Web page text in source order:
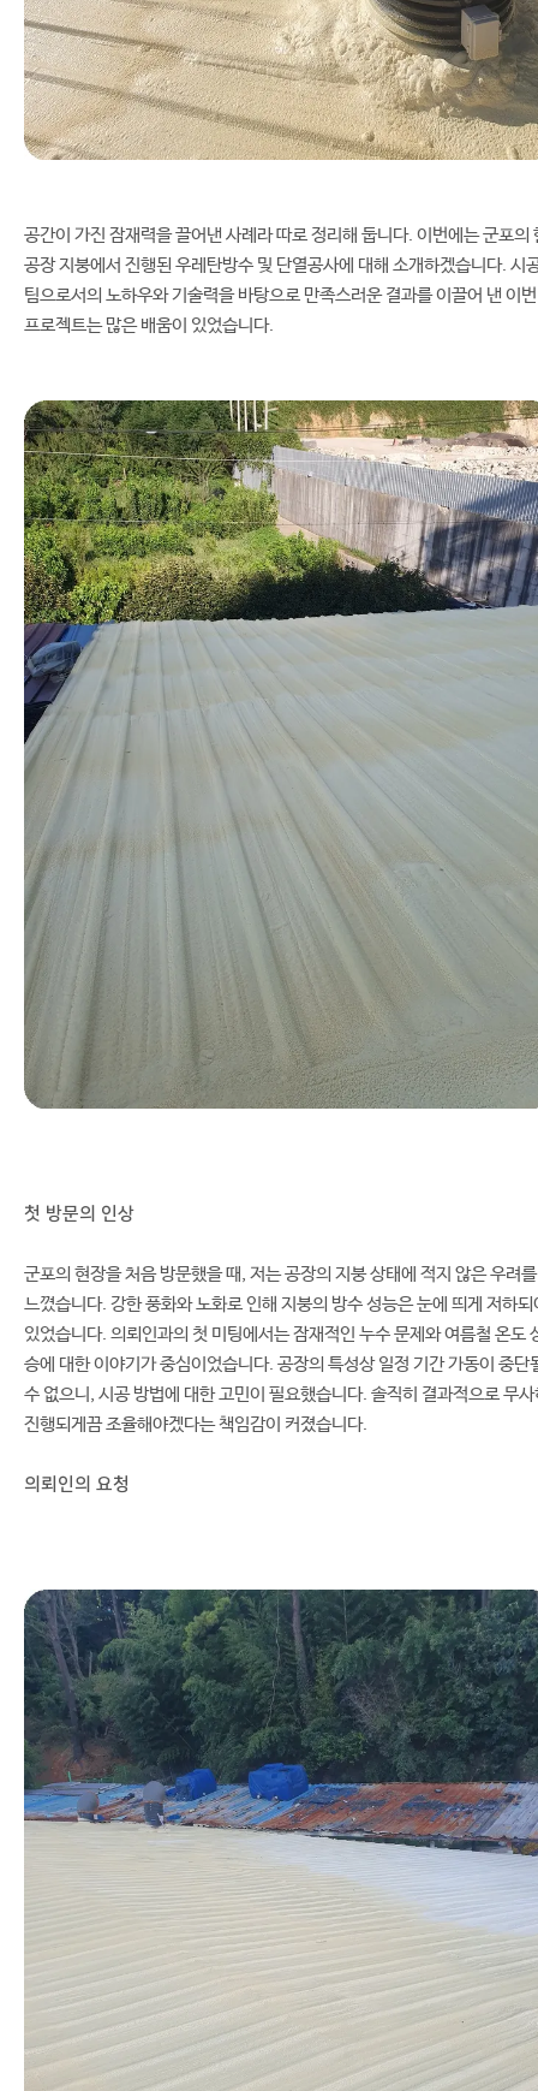
공간이 가진 잠재력을 끌어낸 사례라 따로 정리해 둡니다. 이번에는 군포의
공장 지붕에서 진행된 우레탄방수 및 단열공사에 대해 소개하겠습니다. 시
팀으로서의 노하우와 기술력을 바탕으로 만족스러운 결과를 이끌어 낸 이번
프로젝트는 많은 배움이 있었습니다.
첫 방문의 인상
군포의 현장을 처음 방문했을 때, 저는 공장의 지붕 상태에 적지 않은 우려를
느꼈습니다. 강한 풍화와 노화로 인해 지붕의 방수 성능은 눈에 띄게 저하되
있었습니다. 의뢰인과의 첫 미팅에서는 잠재적인 누수 문제와 여름철 온도
승에 대한 이야기가 중심이었습니다. 공장의 특성상 일정 기간 가동이 중단
수 없으니, 시공 방법에 대한 고민이 필요했습니다. 솔직히 결과적으로 무사
진행되게끔 조율해야겠다는 책임감이 커졌습니다.
의뢰인의 요청